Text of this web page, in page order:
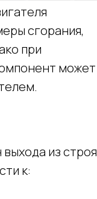
сгорания,
при
может
из строя
к: